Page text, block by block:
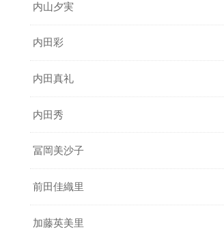
内山夕実
内田彩
内田真礼
内田秀
冨岡美沙子
前田佳織里
加藤英美里